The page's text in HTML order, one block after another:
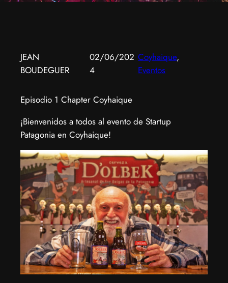
JEAN
BOUDEGUER
02/06/202
4
Coyhaique
Eventos
Episodio 1 Chapter Coyhaique
​¡Bienvenidos a todos al evento de Startup
Patagonia en Coyhaique!